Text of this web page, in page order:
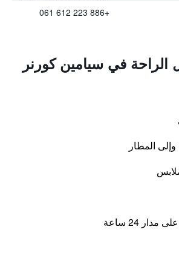
+886 223 612 061
الراحة في سيامين كورنر
المطار
24 ساعة